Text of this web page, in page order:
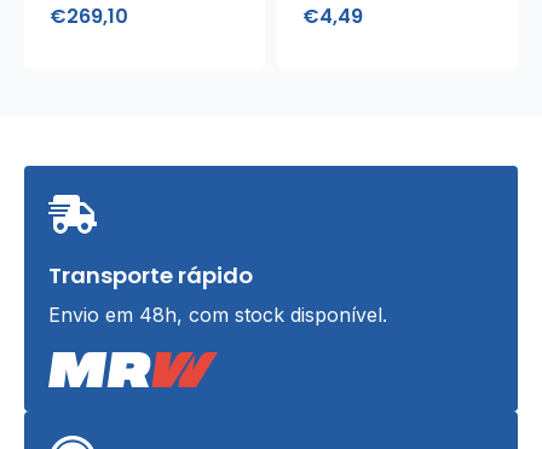
€269,10 €4,49
Transporte rápido
Envio em 48h, com stock disponível.